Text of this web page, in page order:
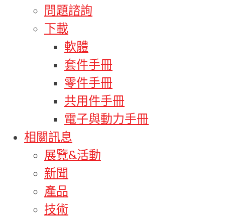
問題諮詢
下載
軟體
套件手冊
零件手冊
共用件手冊
電子與動力手冊
相關訊息
展覽&活動
新聞
產品
技術